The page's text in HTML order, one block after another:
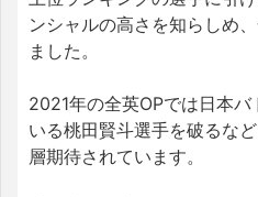
ンシャルの高さを知らしめ
ました。
2021年の全英OPでは日本
いる桃田賢斗選手を破るな
層期待されています。